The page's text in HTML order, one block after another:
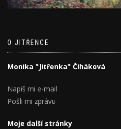
O JITŘENCE
Monika "Jitřenka" Čiháková
Napiš mi e-mail
Pošli mi zprávu
Moje další stránky